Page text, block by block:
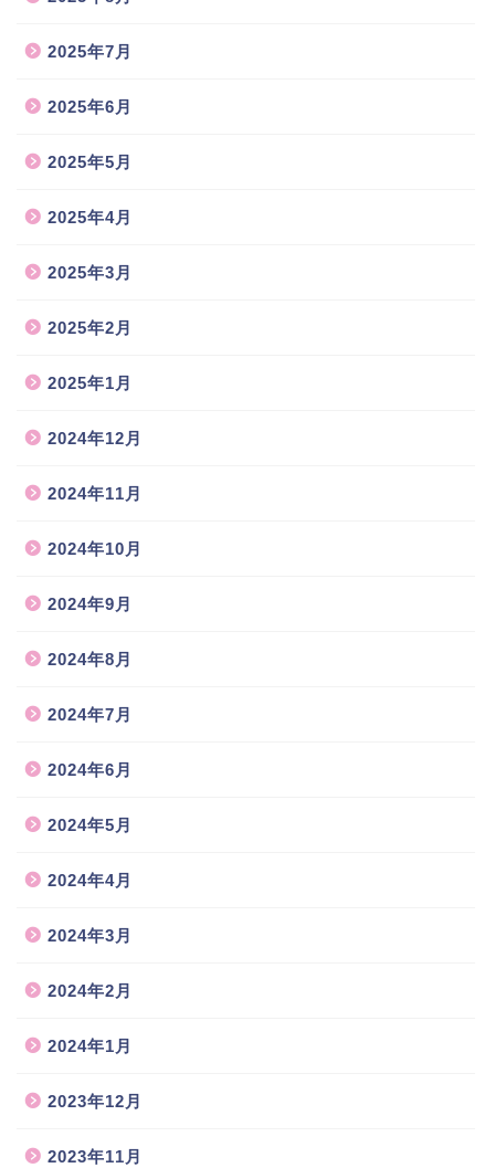
2025年7月
2025年6月
2025年5月
2025年4月
2025年3月
2025年2月
2025年1月
2024年12月
2024年11月
2024年10月
2024年9月
2024年8月
2024年7月
2024年6月
2024年5月
2024年4月
2024年3月
2024年2月
2024年1月
2023年12月
2023年11月